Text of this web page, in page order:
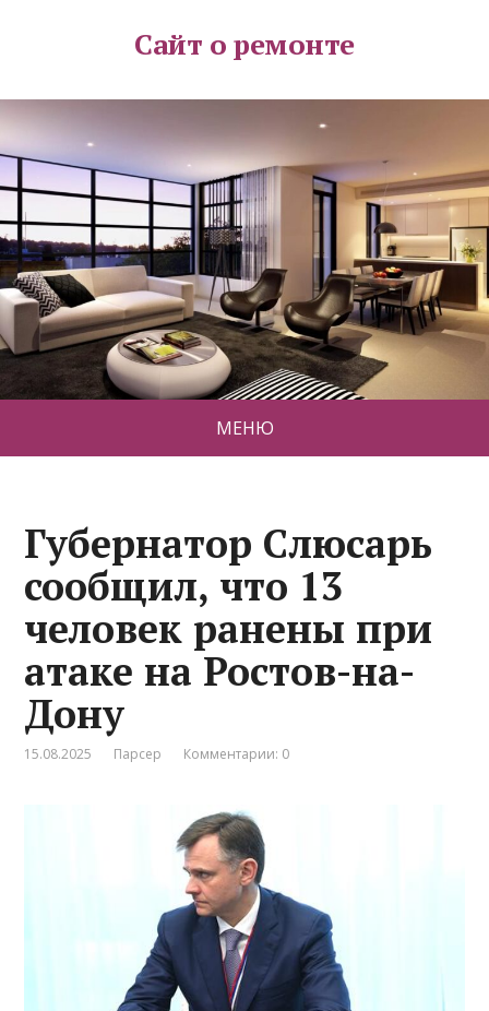
Сайт о ремонте
МЕНЮ
Губернатор Слюсарь
сообщил, что 13
человек ранены при
атаке на Ростов-на-
Дону
15.08.2025 Парсер Комментарии: 0